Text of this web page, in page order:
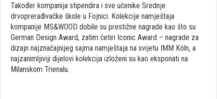
Također kompanija stipendira i sve učenike Srednje
drvoprerađivačke škole u Fojnici. Kolekcije namještaja
kompanije MS&WOOD dobile su prestižne nagrade kao što su
German Design Award, zatim četiri Iconic Award – nagrade za
dizajn najznačajnijeg sajma namještaja na svijetu IMM Köln, a
najzanimljiviji dijelovi kolekcija izloženi su kao eksponati na
Milanskom Trienalu.